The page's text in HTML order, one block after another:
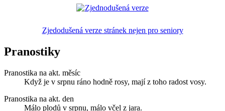
Zjedodušená verze stránek nejen pro seniory
Pranostiky
Pranostika na akt. měsíc
Když je v srpnu ráno hodně rosy, mají z toho radost vosy.
Pranostika na akt. den
Málo plodů v srpnu, málo včel z jara.